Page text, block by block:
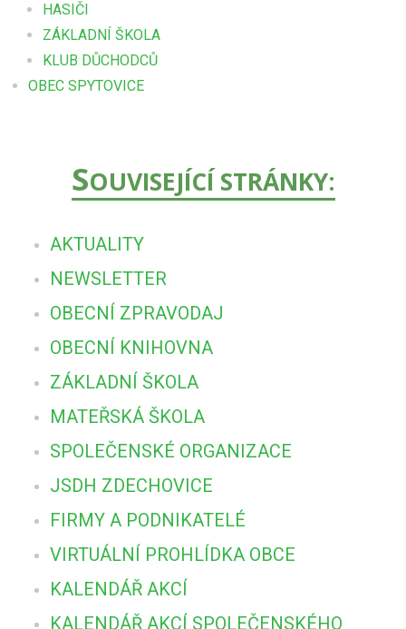
HASIČI
ZÁKLADNÍ ŠKOLA
KLUB DŮCHODCŮ
OBEC SPYTOVICE
SOUVISEJÍCÍ STRÁNKY:
AKTUALITY
NEWSLETTER
OBECNÍ ZPRAVODAJ
OBECNÍ KNIHOVNA
ZÁKLADNÍ ŠKOLA
MATEŘSKÁ ŠKOLA
SPOLEČENSKÉ ORGANIZACE
JSDH ZDECHOVICE
FIRMY A PODNIKATELÉ
VIRTUÁLNÍ PROHLÍDKA OBCE
KALENDÁŘ AKCÍ
KALENDÁŘ AKCÍ SPOLEČENSKÉHO